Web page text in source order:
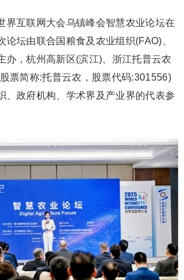
界互联网大会乌镇峰会智慧农业论坛在
论坛由联合国粮食及农业组织(FAO)、
办，杭州高新区(滨江)、浙江托普云农
票简称:托普云农，股票代码:301556)
、政府机构、学术界及产业界的代表参